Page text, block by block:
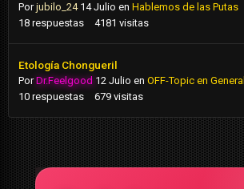
Porjubilo_24 14 Julio en Hablemos de las Putas
18 respuestas 4181 visitas
Etología Chongueril
PorDr.Feelgood 12 Julio en OFF-Topic en General
10 respuestas 679 visitas